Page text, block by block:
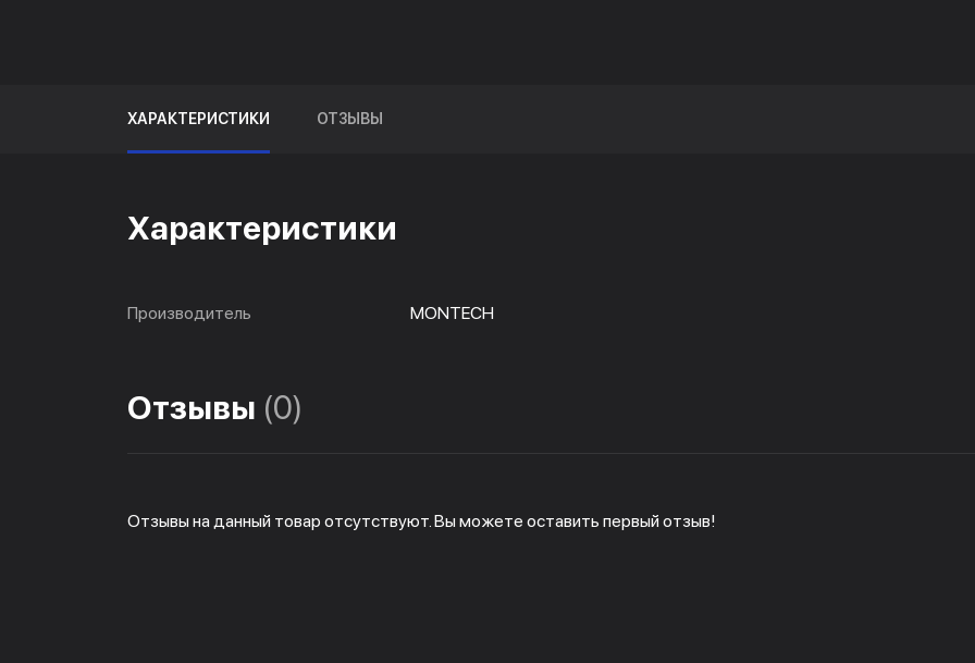
ХАРАКТЕРИСТИКИ ОТЗЫВЫ
Характеристики
Производитель MONTECH
Отзывы (0)
Отзывы на данный товар отсутствуют. Вы можете оставить первый отзыв!